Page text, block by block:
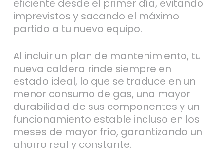
eficiente desde el primer día, evitando
imprevistos y sacando el máximo
partido a tu nuevo equipo.
Al incluir un plan de mantenimiento, tu
nueva caldera rinde siempre en
estado ideal, lo que se traduce en un
menor consumo de gas, una mayor
durabilidad de sus componentes y un
funcionamiento estable incluso en los
meses de mayor frío, garantizando un
ahorro real y constante.